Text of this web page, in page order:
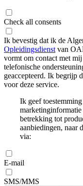
Check all consents
Ik bevestig dat ik de
Opleidingsdienst van
vormt om contact met
telefonische
geaccepteerd. Ik begrijp
voor deze service.
Ik geef
betrekking tot
aanbiedingen, naar
via:
E-mail
SMS/MMS